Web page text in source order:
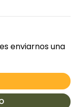
enviarnos una